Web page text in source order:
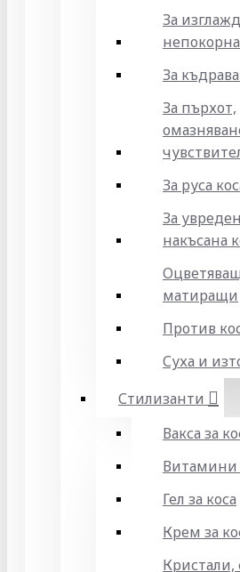
За
За
За пърхот,
За руса
За
накъсана
матиращи
Против
Суха и
Стилизанти
Вакса за
Витамини
Гел за коса
Крем за